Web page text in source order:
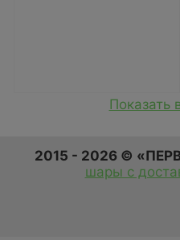
Показать
2015 - 2026 ©
шары с